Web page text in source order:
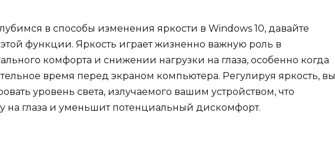
в способы изменения яркости в Windows 10, давайте
функции. Яркость играет жизненно важную роль в
комфорта и снижении нагрузки на глаза, особенно когда
время перед экраном компьютера. Регулируя яркость, вы
уровень света, излучаемого вашим устройством, что
на глаза и уменьшит потенциальный дискомфорт.